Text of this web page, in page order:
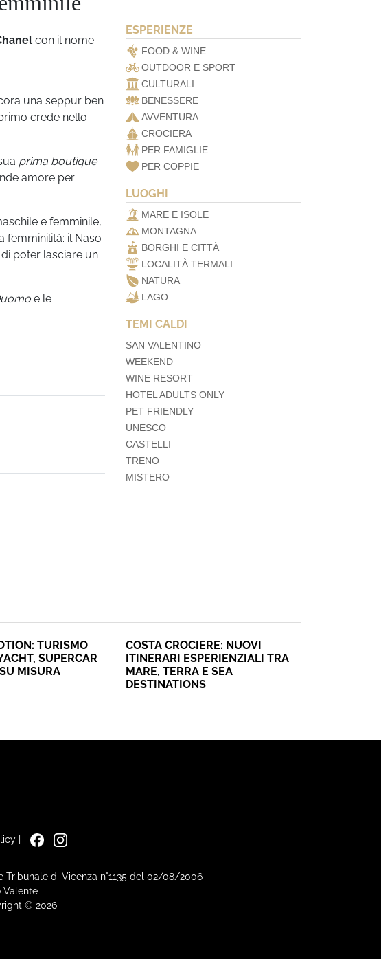
con il nome
una seppur ben
crede nello
prima boutique
amore per
e femminile,
femminilità: il Naso
poter lasciare un
e le
ESPERIENZE
FOOD & WINE
OUTDOOR E SPORT
CULTURALI
BENESSERE
AVVENTURA
CROCIERA
PER FAMIGLIE
PER COPPIE
LUOGHI
MARE E ISOLE
MONTAGNA
BORGHI E CITTÀ
LOCALITÀ TERMALI
NATURA
LAGO
TEMI CALDI
SAN VALENTINO
WEEKEND
WINE RESORT
HOTEL ADULTS ONLY
PET FRIENDLY
UNESCO
CASTELLI
TRENO
MISTERO
TURISMO
SUPERCAR
MISURA
COSTA CROCIERE: NUOVI
ITINERARI ESPERIENZIALI TRA
MARE, TERRA E SEA
DESTINATIONS
|
Tribunale di Vicenza n°1135 del 02/08/2006
Valente
© 2026